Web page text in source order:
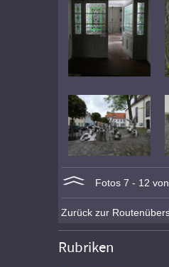
Fotos 7 - 12
Zurück zur
Rubriken